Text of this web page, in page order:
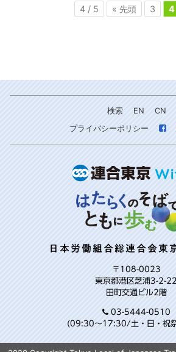
4 / 5 « 先頭 3 4
検索 EN
CN
プライバシーポリシー
日本労働組合総連合会東
〒108-0023
東京都港区芝浦3-2-22
田町交通ビル2階
03-5444-0510
(09:30～17:30/土・日・祝